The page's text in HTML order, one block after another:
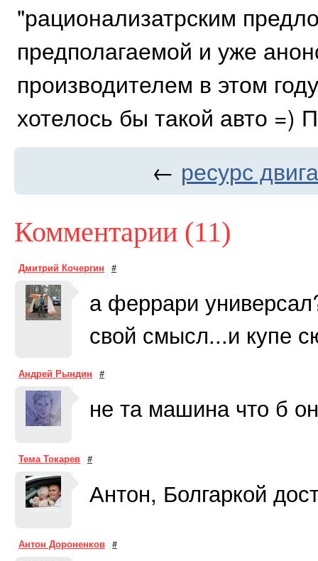
"рационализатрским
предполагаемой и уже
производителем в этом
хотелось бы такой авто =)
← ресурс
Комментарии (11)
Дмитрий Кочергин #
а феррари
свой смысл...и купе
Андрей Рындин #
не та машина что б
Тема Токарев #
Антон, Болгаркой
Антон Дороненков #